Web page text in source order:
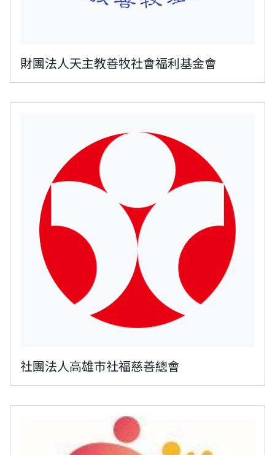
財團法人天主教善牧社會福利基金會
社團法人高雄市社福慈善總會